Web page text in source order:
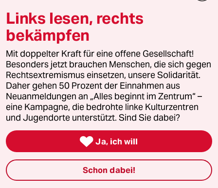
Podcast
bundestalk
fernverbindung
klima update°
Mauerecho
Freie Rede
reingehen
Links lesen, rechts
bekämpfen
Mit doppelter Kraft für eine offene Gesellschaft!
Besonders jetzt brauchen Menschen, die sich gegen
Rechtsextremismus einsetzen, unsere Solidarität.
Daher gehen 50 Prozent der Einnahmen aus
Neuanmeldungen an „Alles beginnt im Zentrum“ –
eine Kampagne, die bedrohte linke Kulturzentren
und Jugendorte unterstützt. Sind Sie dabei?
 Ja, ich will
Schon dabei!